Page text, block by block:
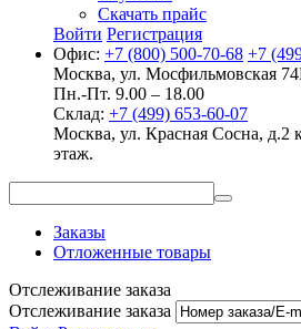
Скачать прайс
Войти Регистрация
Офис: +7 (800) 500-70-68 +7
Москва, ул. Мосфильмовская
Пн.-Пт. 9.00 – 18.00
Склад: +7 (499) 653-60-07
Москва, ул. Красная Сосна, д.2
этаж.
Заказы
Отложенные товары
Отслеживание заказа
Отслеживание заказа